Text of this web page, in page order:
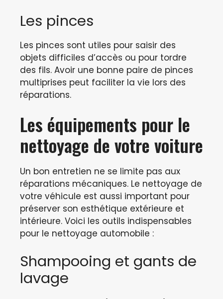
Les pinces
Les pinces sont utiles pour saisir des
objets difficiles d’accès ou pour tordre
des fils. Avoir une bonne paire de pinces
multiprises peut faciliter la vie lors des
réparations.
Les équipements pour le
nettoyage de votre voiture
Un bon entretien ne se limite pas aux
réparations mécaniques. Le nettoyage de
votre véhicule est aussi important pour
préserver son esthétique extérieure et
intérieure. Voici les outils indispensables
pour le nettoyage automobile :
Shampooing et gants de
lavage